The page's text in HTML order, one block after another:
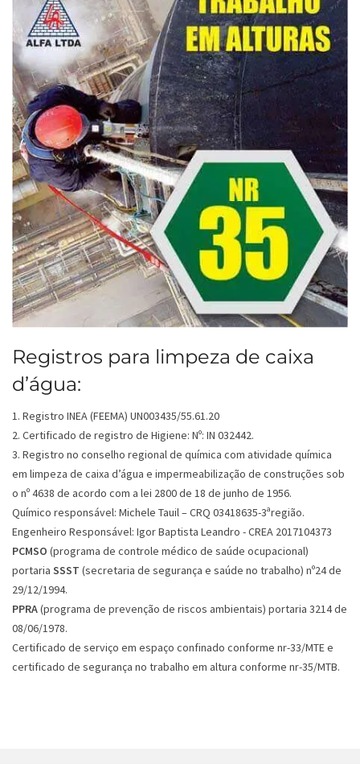
Registros para limpeza de caixa
d’água:
1. Registro INEA (FEEMA) UN003435/55.61.20
2. Certificado de registro de Higiene: Nº: IN 032442.
3. Registro no conselho regional de química com atividade química
em limpeza de caixa d’água e impermeabilização de construções sob
o nº 4638 de acordo com a lei 2800 de 18 de junho de 1956.
Químico responsável: Michele Tauil – CRQ 03418635-3ªregião.
Engenheiro Responsável: Igor Baptista Leandro - CREA 2017104373
PCMSO (programa de controle médico de saúde ocupacional)
portaria SSST (secretaria de segurança e saúde no trabalho) nº24 de
29/12/1994.
PPRA(programa de prevenção de riscos ambientais) portaria 3214 de
08/06/1978.
Certificado de serviço em espaço confinado conforme nr-33/MTE e
certificado de segurança no trabalho em altura conforme nr-35/MTB.